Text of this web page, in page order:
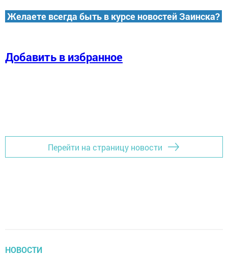
Желаете всегда быть в курсе новостей Заинска?
Добавить в избранное
Перейти на страницу новости
НОВОСТИ